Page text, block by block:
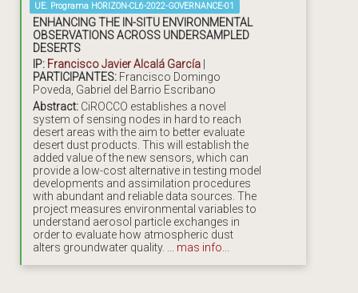
UE. Programa HORIZON-CL6-2022-GOVERNANCE-01
ENHANCING THE IN-SITU ENVIRONMENTAL
OBSERVATIONS ACROSS UNDERSAMPLED
DESERTS
IP: Francisco Javier Alcalá García
PARTICIPANTES: Francisco Domingo
Poveda, Gabriel del Barrio Escribano
Abstract: CiROCCO establishes a novel
system of sensing nodes in hard to reach
desert areas with the aim to better evaluate
desert dust products. This will establish the
added value of the new sensors, which can
provide a low-cost alternative in testing model
developments and assimilation procedures
with abundant and reliable data sources. The
project measures environmental variables to
understand aerosol particle exchanges in
order to evaluate how atmospheric dust
alters groundwater quality. ... mas info...